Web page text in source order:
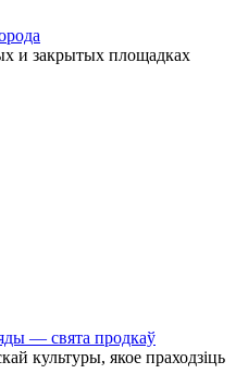
и закрытых площадках
— свята продкаў
культуры, якое праходзіць